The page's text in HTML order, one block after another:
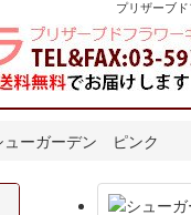
プリザーブ
ーガーデン ピンク